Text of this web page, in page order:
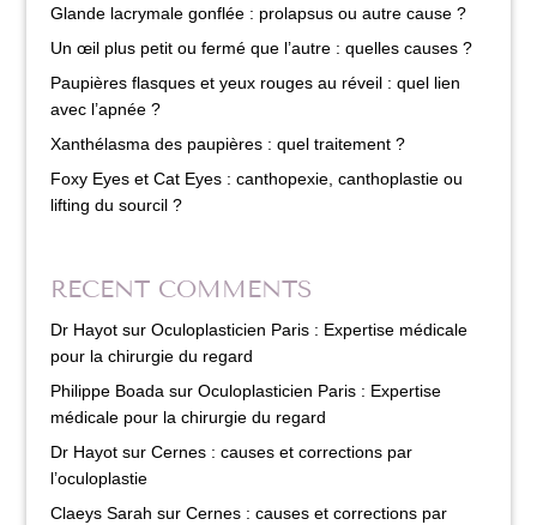
Glande lacrymale gonflée : prolapsus ou autre cause ?
Un œil plus petit ou fermé que l’autre : quelles causes ?
Paupières flasques et yeux rouges au réveil : quel lien
avec l’apnée ?
Xanthélasma des paupières : quel traitement ?
Foxy Eyes et Cat Eyes : canthopexie, canthoplastie ou
lifting du sourcil ?
RECENT COMMENTS
Dr Hayot surOculoplasticien Paris : Expertise médicale
pour la chirurgie du regard
Philippe Boada surOculoplasticien Paris : Expertise
médicale pour la chirurgie du regard
Dr Hayot surCernes : causes et corrections par
l’oculoplastie
Claeys Sarah surCernes : causes et corrections par